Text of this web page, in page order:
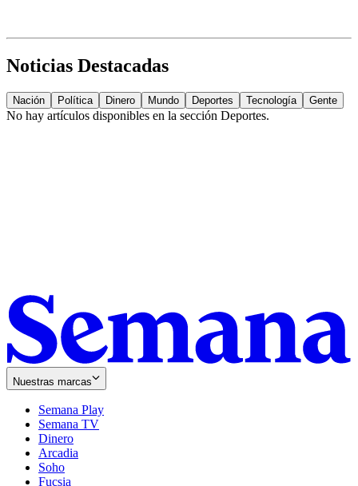
Noticias Destacadas
Nación Política Dinero Mundo Deportes Tecnología Gente
No hay artículos disponibles en la sección Deportes.
Nuestras marcas
Semana Play
Semana TV
Dinero
Arcadia
Soho
in
Fucsia